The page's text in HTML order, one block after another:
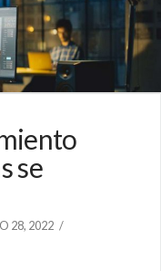
se
28, 2022